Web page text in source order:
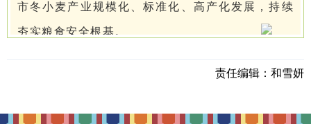
市冬小麦产业规模化、标准化、高产化发展，持续
夯实粮食安全根基。
责任编辑： 和雪妍